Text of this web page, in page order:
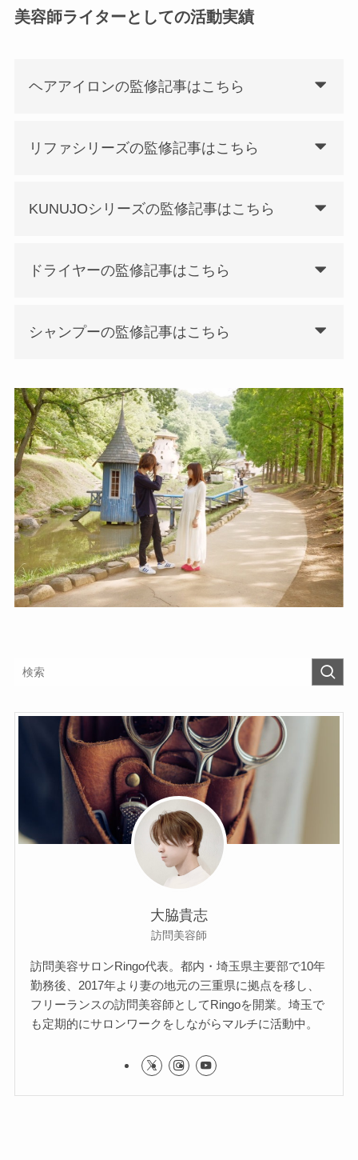
美容師ライターとしての活動実績
ヘアアイロンの監修記事はこちら
リファシリーズの監修記事はこちら
KUNUJOシリーズの監修記事はこちら
ドライヤーの監修記事はこちら
シャンプーの監修記事はこちら
大脇貴志
訪問美容師
訪問美容サロンRingo代表。都内・埼玉県主要部で10年
勤務後、2017年より妻の地元の三重県に拠点を移し、
フリーランスの訪問美容師としてRingoを開業。埼玉で
も定期的にサロンワークをしながらマルチに活動中。